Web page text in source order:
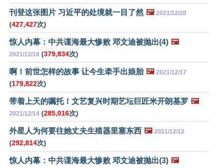
刊登这张图片 习近平的处境就一目了然 🖼️ 2021/12/20
(427,427次)
惊人内幕：中共谍海最大惨败 邓文迪被抛出(4) 🖼️
2021/12/18 (379,834次)
啊！前世怎样的故事 让今生牵手出娘胎 🖼️ 2021/12/17
(179,822次)
带着上天的嘱托！文艺复兴时期艺坛巨匠米开朗基罗 🖼️
2021/12/14 (285,016次)
外星人为何要往她丈夫生殖器里塞东西 🖼️ 2021/12/12
(292,814次)
惊人内幕：中共谍海最大惨败 邓文迪被抛出(3) 🖼️